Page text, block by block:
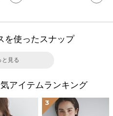
を使ったスナップ
と見る
アイテムランキング
3